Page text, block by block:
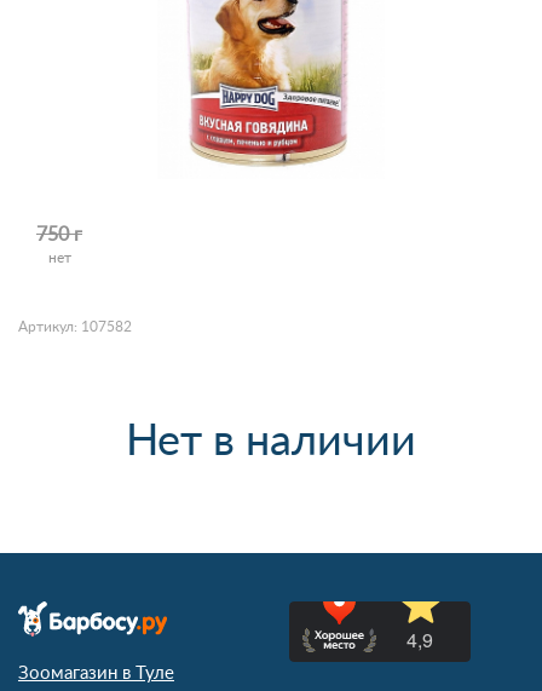
750 г
нет
Артикул: 107582
Нет в наличии
Зоомагазин в Туле